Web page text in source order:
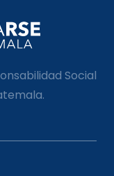
Social